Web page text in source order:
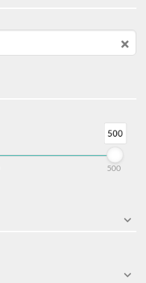
500
500